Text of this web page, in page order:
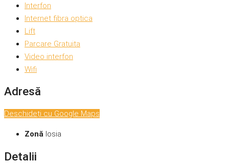
Interfon
Internet fibra optica
Lift
Parcare Gratuita
Video interfon
Wifi
Adresă
Deschideți cu Google Maps
Zonă Iosia
Detalii